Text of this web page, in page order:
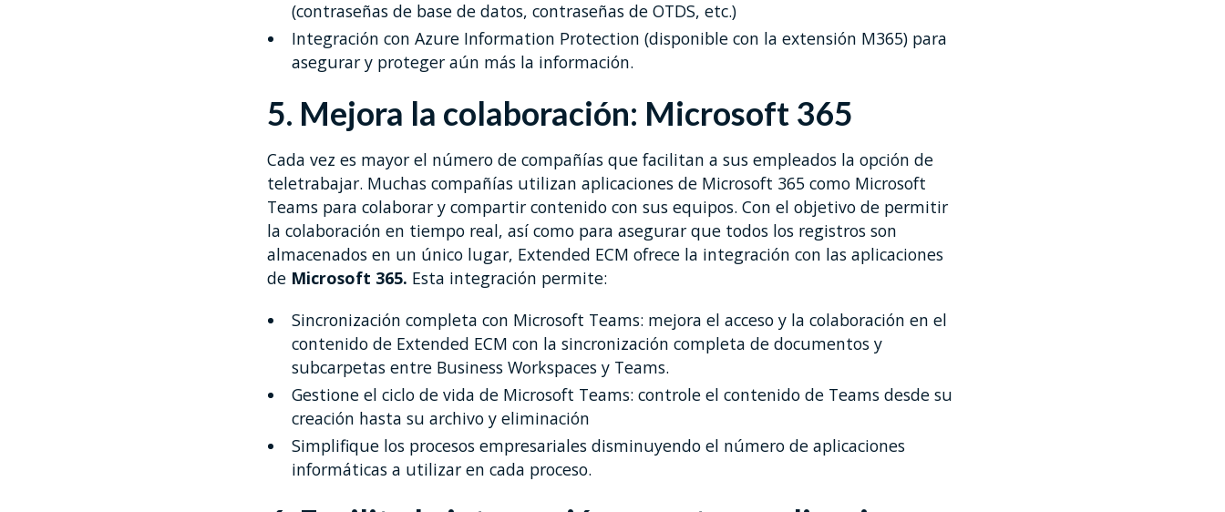
(contraseñas de base de datos, contraseñas de OTDS, etc.)
Integración con Azure Information Protection (disponible con la extensión M365) para
asegurar y proteger aún más la información.
5. Mejora la colaboración: Microsoft 365
Cada vez es mayor el número de compañías que facilitan a sus empleados la opción de
teletrabajar. Muchas compañías utilizan aplicaciones de Microsoft 365 como Microsoft
Teams para colaborar y compartir contenido con sus equipos. Con el objetivo de permitir
la colaboración en tiempo real, así como para asegurar que todos los registros son
almacenados en un único lugar, Extended ECM ofrece la integración con las aplicaciones
de Microsoft 365. Esta integración permite:
Sincronización completa con Microsoft Teams: mejora el acceso y la colaboración en el
contenido de Extended ECM con la sincronización completa de documentos y
subcarpetas entre Business Workspaces y Teams.
Gestione el ciclo de vida de Microsoft Teams: controle el contenido de Teams desde su
creación hasta su archivo y eliminación
Simplifique los procesos empresariales disminuyendo el número de aplicaciones
informáticas a utilizar en cada proceso.